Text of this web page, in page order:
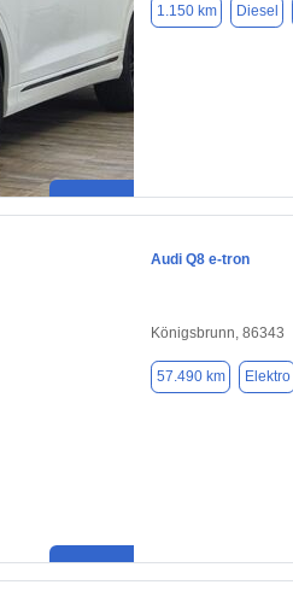
1.150 km Diesel
Audi Q8 e-tron
Königsbrunn, 86343
57.490 km Elektro